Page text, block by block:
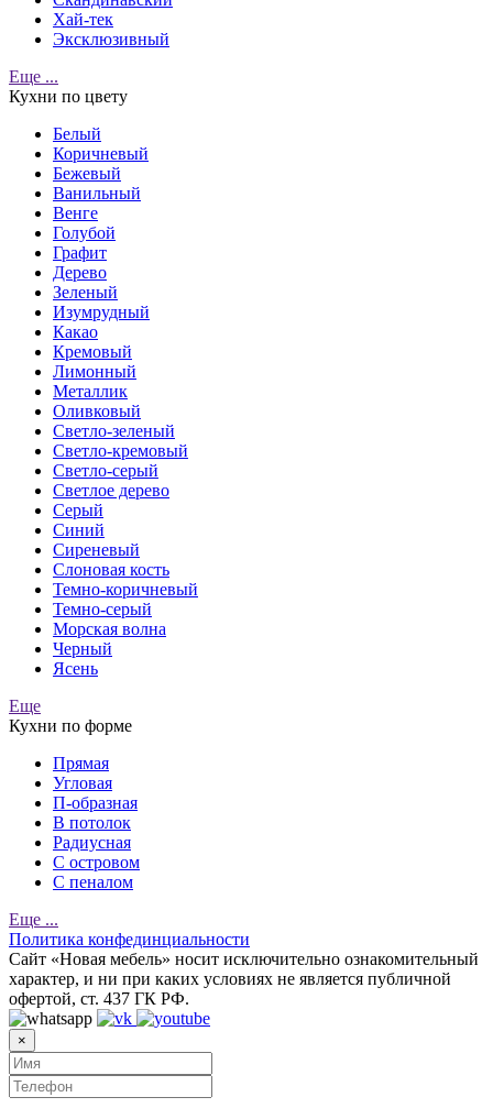
Хай-тек
Эксклюзивный
Еще ...
Кухни по цвету
Белый
Коричневый
Бежевый
Ванильный
Венге
Голубой
Графит
Дерево
Зеленый
Изумрудный
Какао
Кремовый
Лимонный
Металлик
Оливковый
Светло-зеленый
Светло-кремовый
Светло-серый
Светлое дерево
Серый
Синий
Сиреневый
Слоновая кость
Темно-коричневый
Темно-серый
Морская волна
Черный
Ясень
Еще
Кухни по форме
Прямая
Угловая
П-образная
В потолок
Радиусная
С островом
С пеналом
Еще ...
Политика конфединциальности
Cайт «Новая мебель» носит исключительно ознакомительный
характер, и ни при каких условиях не является публичной
офертой, ст. 437 ГК РФ.
×